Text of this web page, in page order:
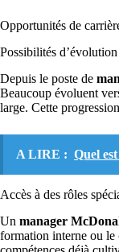
Opportunités de
Possibilités
Depuis le poste de
Beaucoup évoluent
large. Cette
A LIRE : Quel
Accès à des rôles
Un manager
formation interne ou le